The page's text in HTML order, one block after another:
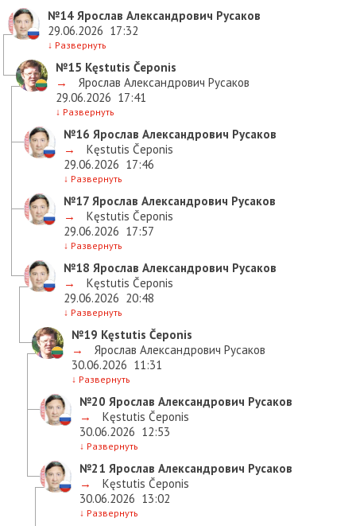
№14 Ярослав Александрович Русаков
29.06.2026 17:32
↓ Развернуть
№15 Kęstutis Čeponis
→
Ярослав Александрович Русаков
29.06.2026 17:41
↓ Развернуть
№16 Ярослав Александрович Русаков
→
Kęstutis Čeponis
29.06.2026 17:46
↓ Развернуть
№17 Ярослав Александрович Русаков
→
Kęstutis Čeponis
29.06.2026 17:57
↓ Развернуть
№18 Ярослав Александрович Русаков
→
Kęstutis Čeponis
29.06.2026 20:48
↓ Развернуть
№19 Kęstutis Čeponis
→
Ярослав Александрович Русаков
30.06.2026 11:31
↓ Развернуть
№20 Ярослав Александрович Русаков
→
Kęstutis Čeponis
30.06.2026 12:53
↓ Развернуть
№21 Ярослав Александрович Русаков
→
Kęstutis Čeponis
30.06.2026 13:02
↓ Развернуть